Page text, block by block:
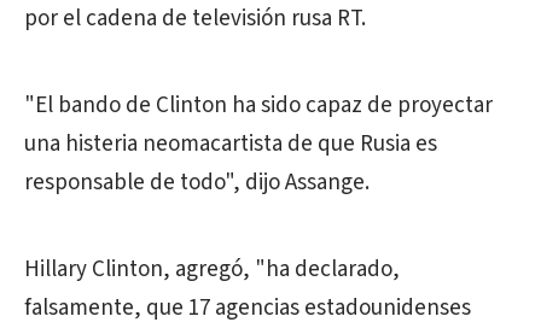
por el cadena de televisión rusa RT.
"El bando de Clinton ha sido capaz de proyectar
una histeria neomacartista de que Rusia es
responsable de todo", dijo Assange.
Hillary Clinton, agregó, "ha declarado,
falsamente, que 17 agencias estadounidenses